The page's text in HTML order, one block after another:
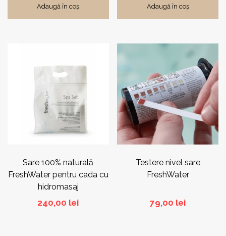
Adaugă în coș Adaugă în coș
Sare 100% naturală
FreshWater pentru cada cu
hidromasaj
240,00 lei
Testere nivel sare
FreshWater
79,00 lei